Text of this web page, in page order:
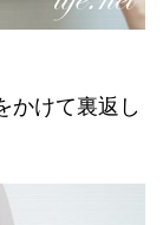
かけて裏返し